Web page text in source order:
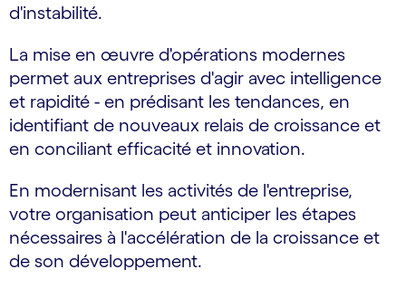
d'instabilité.
La mise en œuvre d'opérations modernes
permet aux entreprises d'agir avec intelligence
et rapidité - en prédisant les tendances, en
identifiant de nouveaux relais de croissance et
en conciliant efficacité et innovation.
En modernisant les activités de l'entreprise,
votre organisation peut anticiper les étapes
nécessaires à l'accélération de la croissance et
de son développement.